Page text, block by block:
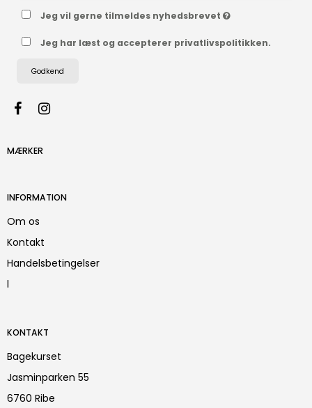
Jeg vil gerne tilmeldes nyhedsbrevet
Jeg har læst og accepterer privatlivspolitikken.
Godkend
MÆRKER
INFORMATION
Om os
Kontakt
Handelsbetingelser
l
KONTAKT
Bagekurset
Jasminparken 55
6760 Ribe